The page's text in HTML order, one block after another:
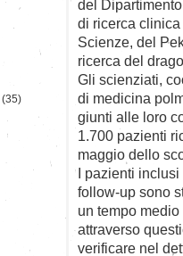
del
di ricerca
Scienze, del
ricerca del
Gli scienziati,
di medicina
giunti alle loro
1.700 pazienti
maggio dello
I pazienti
follow-up sono
un tempo
attraverso
verificare nel
(35)